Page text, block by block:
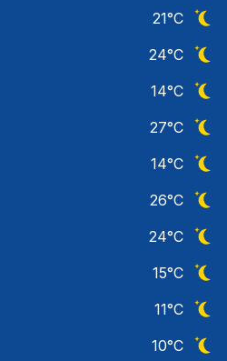
21°C
24°C
14°C
27°C
14°C
26°C
24°C
15°C
11°C
10°C